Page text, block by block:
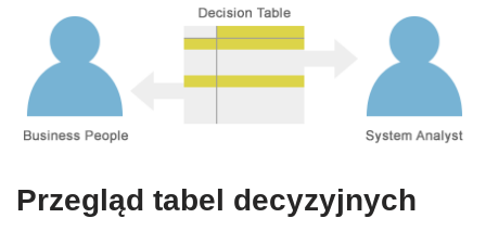
Przegląd tabel decyzyjnych